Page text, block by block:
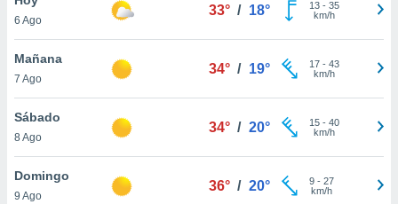
y
en
más
de
6 Ago
33° / 18° 13- 35
km/h
Mañana
7 Ago
34° / 19° 17- 43
km/h
Sábado
8 Ago
34° / 20° 15- 40
km/h
Domingo
9 Ago
36° / 20° 9- 27
km/h